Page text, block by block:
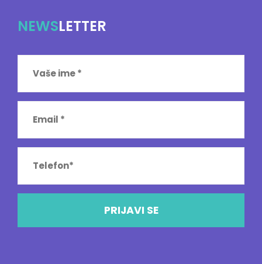
NEWSLETTER